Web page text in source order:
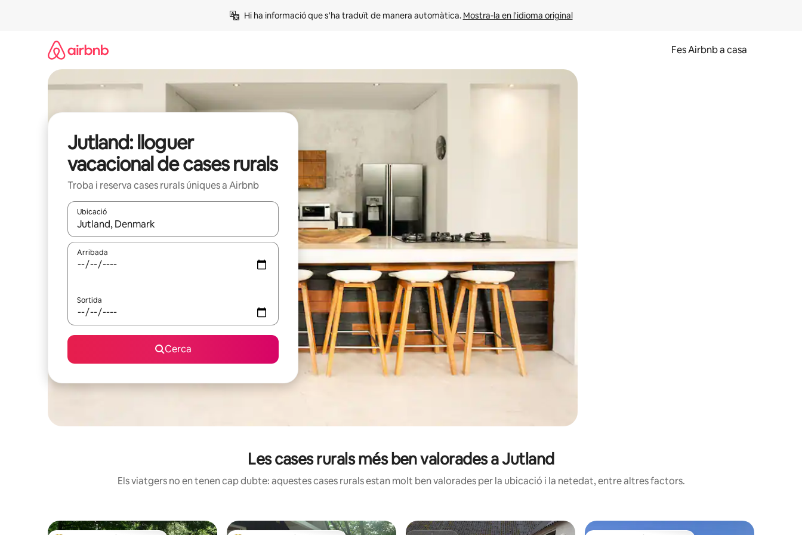
Hi ha informació que s'ha traduït de manera automàtica. Mostra-la en l'idioma original
Fes Airbnb a casa
Jutland: lloguer
vacacional de cases rurals
Troba i reserva cases rurals úniques a Airbnb
Ubicació
Quan els resultats estiguin disponibles, podràs navegar-hi a través de les tecles de les fletxes (amunt i avall), o bé fent un toc a la pantalla o fent-hi lliscar el dit.
Arribada
Sortida
Cerca
Les cases rurals més ben valorades a Jutland
Els viatgers no en tenen cap dubte: aquestes cases rurals estan molt ben valorades per la ubicació i la netedat, entre altres factors.